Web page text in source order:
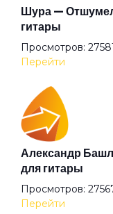
Незабываемая
Новый год
Обращение к
Обращение к
Одноклассники
Шура —
гитары
Просмотров:
Перейти
Александр
для гитары
Просмотров:
Перейти